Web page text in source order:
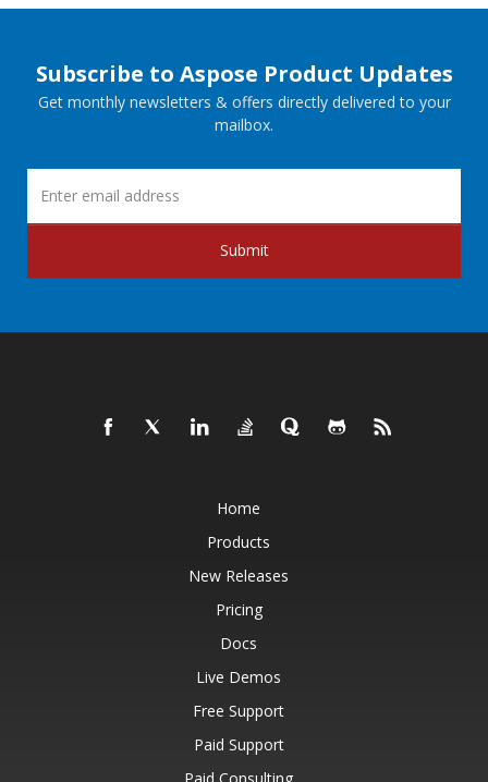
Subscribe to Aspose Product Updates
Get monthly newsletters & offers directly delivered to your
mailbox.
Submit
Home
Products
New Releases
Pricing
Docs
Live Demos
Free Support
Paid Support